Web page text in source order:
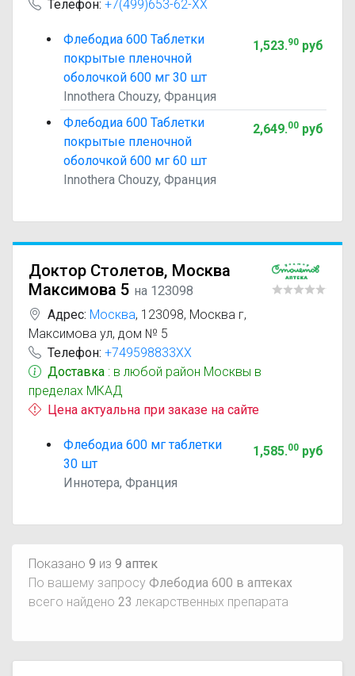
Телефон: +7(499)653-62-XX
Флебодиа 600 Таблетки
покрытые пленочной
оболочкой 600 мг 30 шт
Innothera Chouzy, Франция
1,523.90руб
Флебодиа 600 Таблетки
покрытые пленочной
оболочкой 600 мг 60 шт
Innothera Chouzy, Франция
2,649.00руб
Доктор Столетов, Москва
Максимова 5 на 123098
Адрес: Москва, 123098, Москва г,
Максимова ул, дом № 5
Телефон: +749598833XX
Доставка : в любой район Москвы в
пределах МКАД
Цена актуальна при заказе на сайте
Флебодиа 600 мг таблетки
30 шт
Иннотера, Франция
1,585.00руб
Показано 9 из 9 аптек
По вашему запросу Флебодиа 600 в аптеках
всего найдено 23 лекарственных препарата